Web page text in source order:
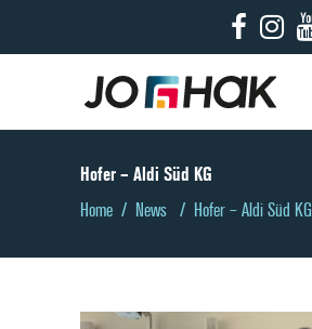
Hofer – Aldi Süd KG
Home / News / Hofer – Aldi Süd KG